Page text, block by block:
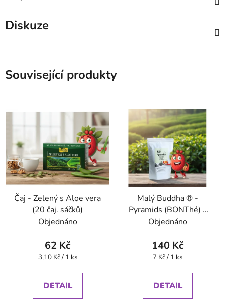
Diskuze
Související produkty
Čaj - Zelený s Aloe vera
(20 čaj. sáčků)
Objednáno
62 Kč
Měrná
3,10 Kč / 1 ks
DETAIL
Malý Buddha ® -
Pyramids (BONThé) -
Oxalis
Objednáno
140 Kč
Měrná
7 Kč / 1 ks
DETAIL